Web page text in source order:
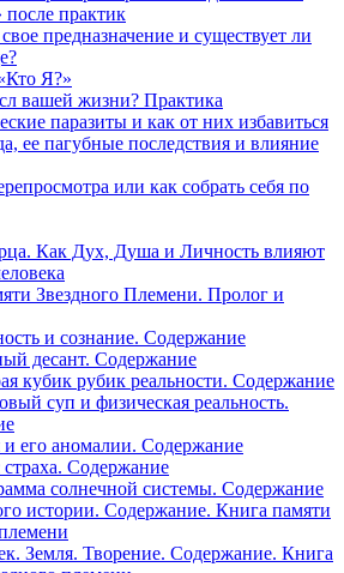
после практик
предназначение и существует ли
Я?»
вашей жизни? Практика
паразиты и как от них избавиться
ее пагубные последствия и влияние
или как собрать себя по
Как Дух, Душа и Личность влияют
Звездного Племени. Пролог и
и сознание. Содержание
десант. Содержание
кубик рубик реальности. Содержание
суп и физическая реальность.
его аномалии. Содержание
Содержание
солнечной системы. Содержание
истории. Содержание. Книга памяти
Земля. Творение. Содержание. Книга